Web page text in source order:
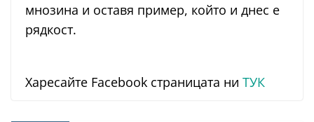
мнозина и оставя пример, който и днес е
рядкост.
Харесайте Facebook страницата ни ТУК